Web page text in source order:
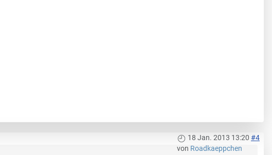
18 Jan. 2013 13:20 #4
von Roadkaeppchen